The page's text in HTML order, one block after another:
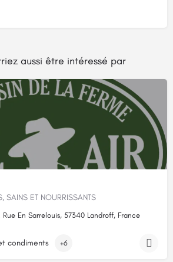
aussi être intéressé par
SAINS ET NOURRISSANTS
Rue En Sarrelouis, 57340 Landroff, France
condiments +6